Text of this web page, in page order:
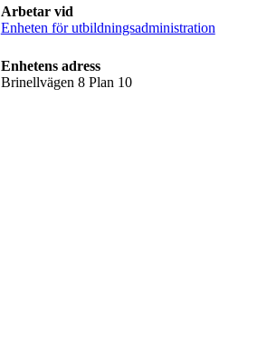
Arbetar vid
Enheten för utbildningsadministration
Enhetens adress
Brinellvägen 8 Plan 10